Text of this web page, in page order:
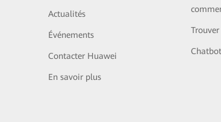
Actualités
Événements
Contacter Huawei
En savoir plus
Chatbot